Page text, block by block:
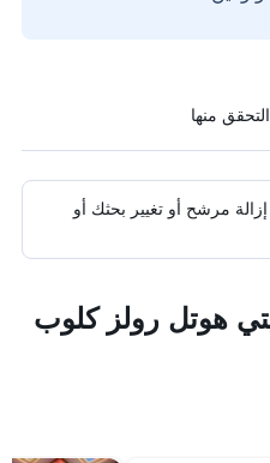
مرشح أو تغيير بحثك أو
هوتل رولز كلوب